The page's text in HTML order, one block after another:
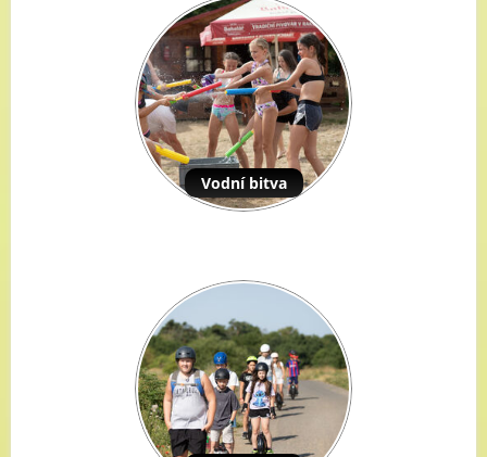
Vodní bitva